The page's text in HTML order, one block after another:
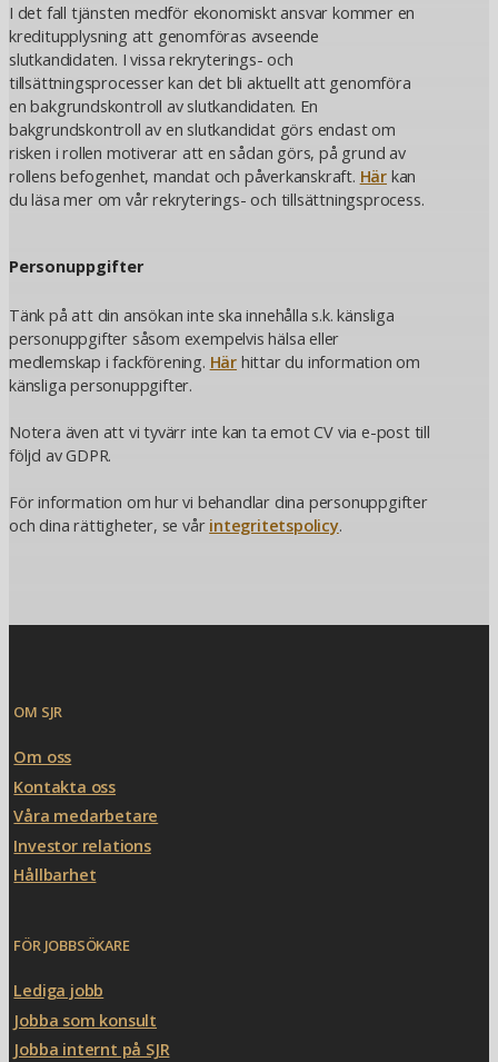
I det fall tjänsten medför ekonomiskt ansvar kommer en
kreditupplysning att genomföras avseende
slutkandidaten. I vissa rekryterings- och
tillsättningsprocesser kan det bli aktuellt att genomföra
en bakgrundskontroll av slutkandidaten. En
bakgrundskontroll av en slutkandidat görs endast om
risken i rollen motiverar att en sådan görs, på grund av
rollens befogenhet, mandat och påverkanskraft. Här kan
du läsa mer om vår rekryterings- och tillsättningsprocess.
Personuppgifter
Tänk på att din ansökan inte ska innehålla s.k. känsliga
personuppgifter såsom exempelvis hälsa eller
medlemskap i fackförening. Här hittar du information om
känsliga personuppgifter.
Notera även att vi tyvärr inte kan ta emot CV via e-post till
följd av GDPR.
För information om hur vi behandlar dina personuppgifter
och dina rättigheter, se vår integritetspolicy.
OM SJR
Om oss
Kontakta oss
Våra medarbetare
Investor relations
Hållbarhet
FÖR JOBBSÖKARE
Lediga jobb
Jobba som konsult
Jobba internt på SJR